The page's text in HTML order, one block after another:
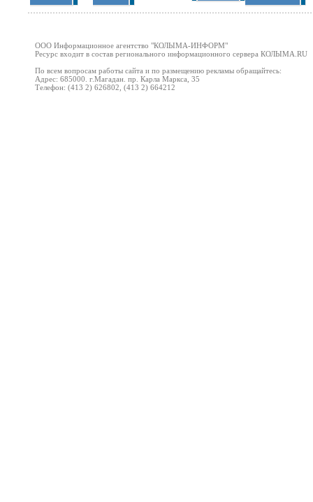
ООО Информационное агентство "КОЛЫМА-ИНФОРМ"
Ресурс входит в состав регионального информационного сервера КОЛЫМА .RU
По всем вопросам работы сайта и по размещению рекламы обращайтесь:
Адрес: 685000. г.Магадан. пр. Карла Маркса, 35
Телефон: (413 2) 626802, (413 2) 664212